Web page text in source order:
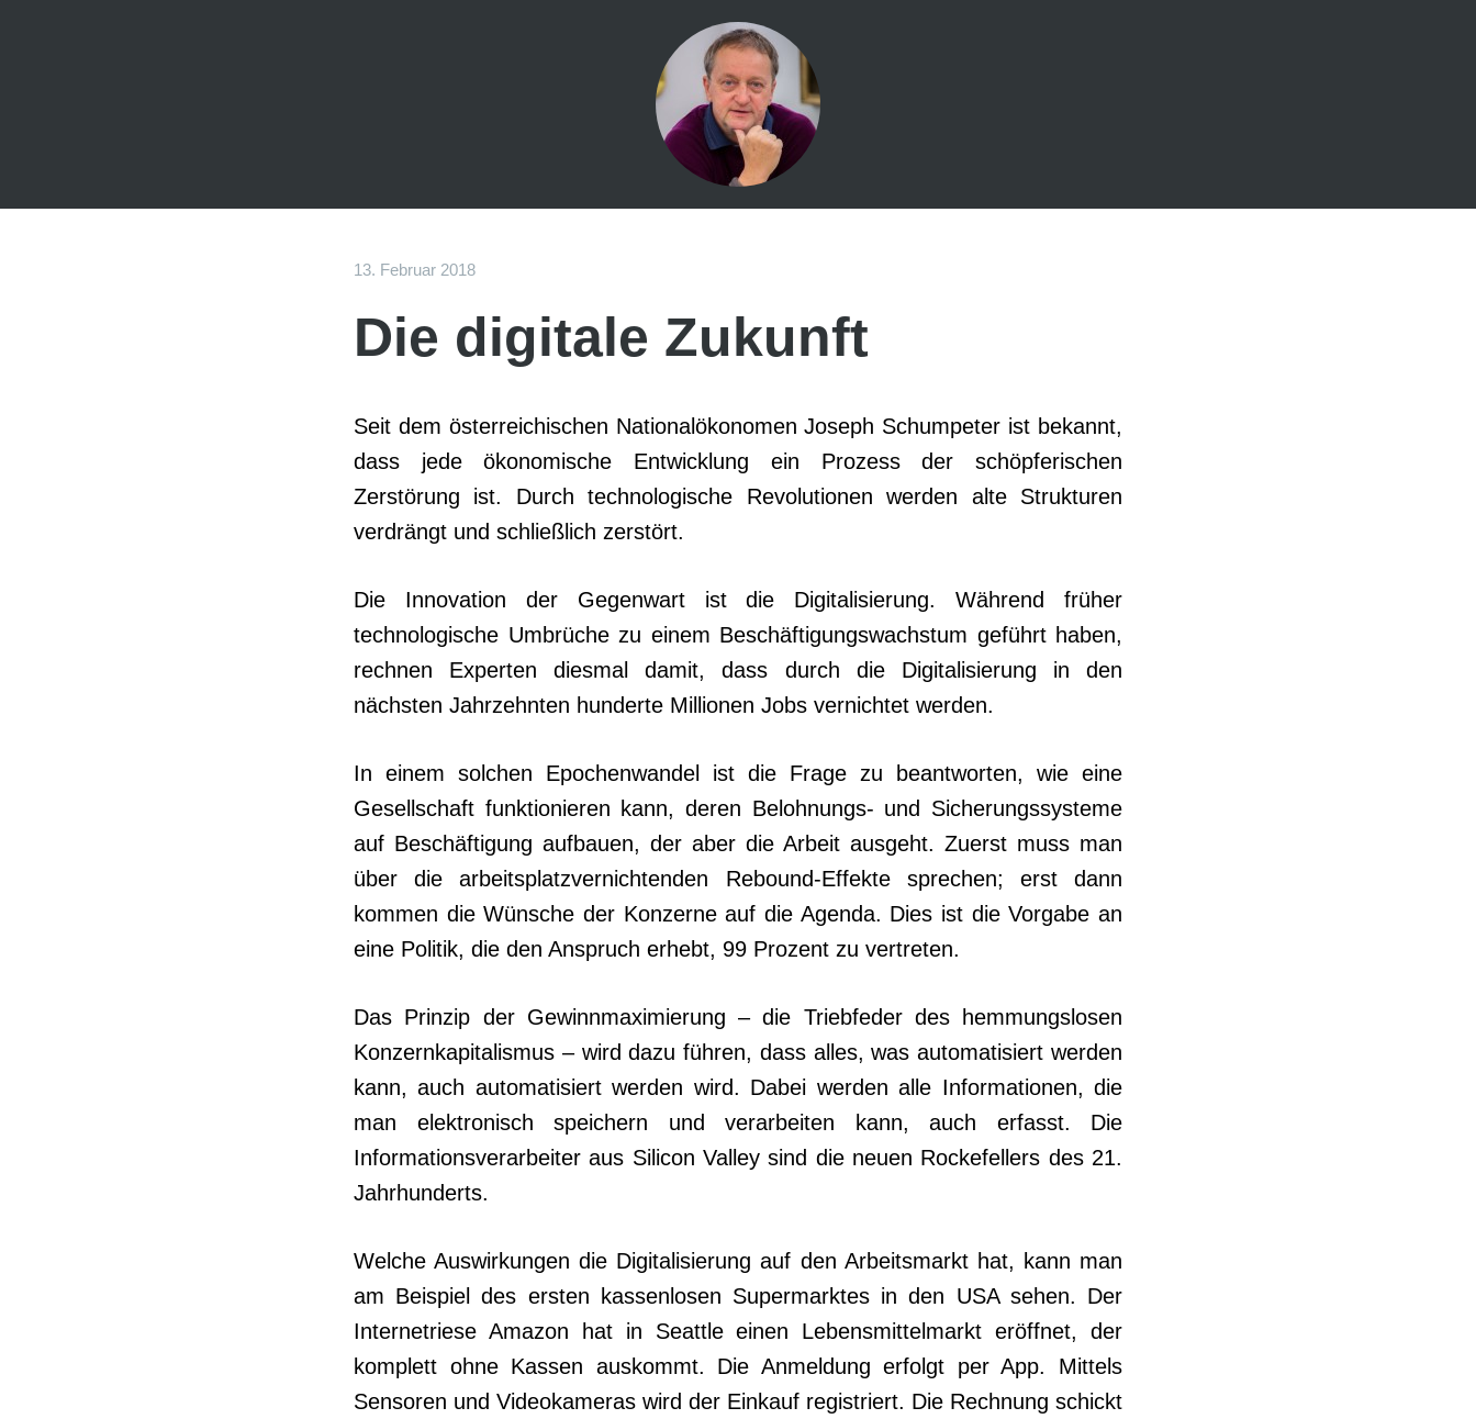
13. Februar 2018
Die digitale Zukunft
Seit dem österreichischen Nationalökonomen Joseph Schumpeter ist bekannt,
dass jede ökonomische Entwicklung ein Prozess der schöpferischen
Zerstörung ist. Durch technologische Revolutionen werden alte Strukturen
verdrängt und schließlich zer­stört.
Die Innovation der Gegenwart ist die Digitalisierung. Während früher
technologische Umbrüche zu einem Beschäftigungswachstum geführt haben,
rechnen Ex­perten dies­mal damit, dass durch die Digitalisierung in den
nächsten Jahrzehnten hunderte Milli­onen Jobs vernichtet werden.
In einem solchen Epochenwandel ist die Frage zu beantworten, wie eine
Gesellschaft funktionieren kann, deren Belohnungs- und Siche­rungssysteme
auf Beschäftigung aufbauen, der aber die Arbeit ausgeht. Zuerst muss man
über die arbeitsplatzvernich­tenden Rebound-Effekte sprechen; erst dann
kommen die Wünsche der Konzerne auf die Agenda. Dies ist die Vorgabe an
eine Politik, die den Anspruch erhebt, 99 Prozent zu vertreten.
Das Prinzip der Gewinnmaximierung – die Triebfeder des hemmungslosen
Konzern­kapitalismus – wird dazu führen, dass alles, was automatisiert werden
kann, auch au­tomatisiert werden wird. Dabei werden alle Informationen, die
man elektronisch spei­chern und verarbeiten kann, auch erfasst. Die
Informationsverarbeiter aus Silicon Va­lley sind die neuen Rockefellers des 21.
Jahrhunderts.
Welche Auswirkungen die Digitalisierung auf den Arbeitsmarkt hat, kann man
am Bei­spiel des ersten kassenlosen Supermarktes in den USA sehen. Der
Internetriese Ama­zon hat in Seattle einen Lebensmittelmarkt eröffnet, der
komplett ohne Kassen aus­kommt. Die Anmeldung er­folgt per App. Mittels
Sensoren und Videokameras wird der Einkauf registriert. Die Rechnung schickt